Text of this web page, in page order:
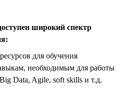
широкий спектр
для обучения
необходимым для работы
Data, Agile, soft skills и т.д.